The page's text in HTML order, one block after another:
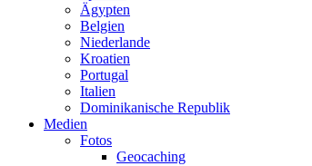
Ägypten
Belgien
Niederlande
Kroatien
Portugal
Italien
Dominikanische Republik
Medien
Fotos
Geocaching